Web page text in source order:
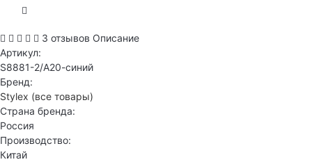
3 отзывов Описание
Артикул:
S8881-2/А20-синий
Бренд:
Stylex (все товары)
Страна бренда:
Россия
Производство:
Китай